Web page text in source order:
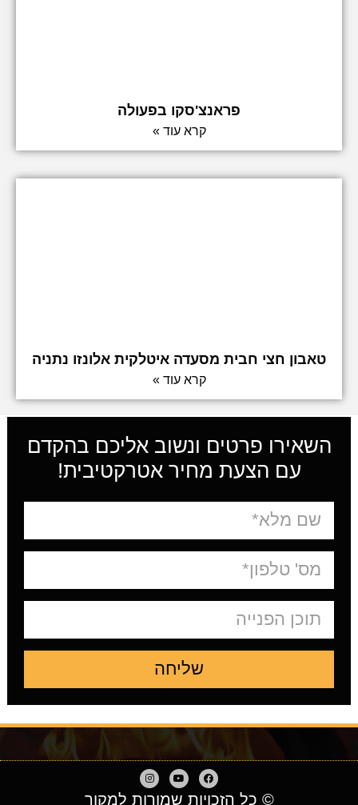
פראנצ'סקו בפעולה
קרא עוד »
טאבון חצי חבית מסעדה איטלקית אלונזו נתניה
קרא עוד »
השאירו פרטים ונשוב אליכם בהקדם
עם הצעת מחיר אטרקטיבית!
שליחה
© כל הזכויות שמורות למקור